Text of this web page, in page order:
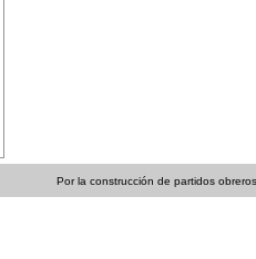
Por la construcción de partidos